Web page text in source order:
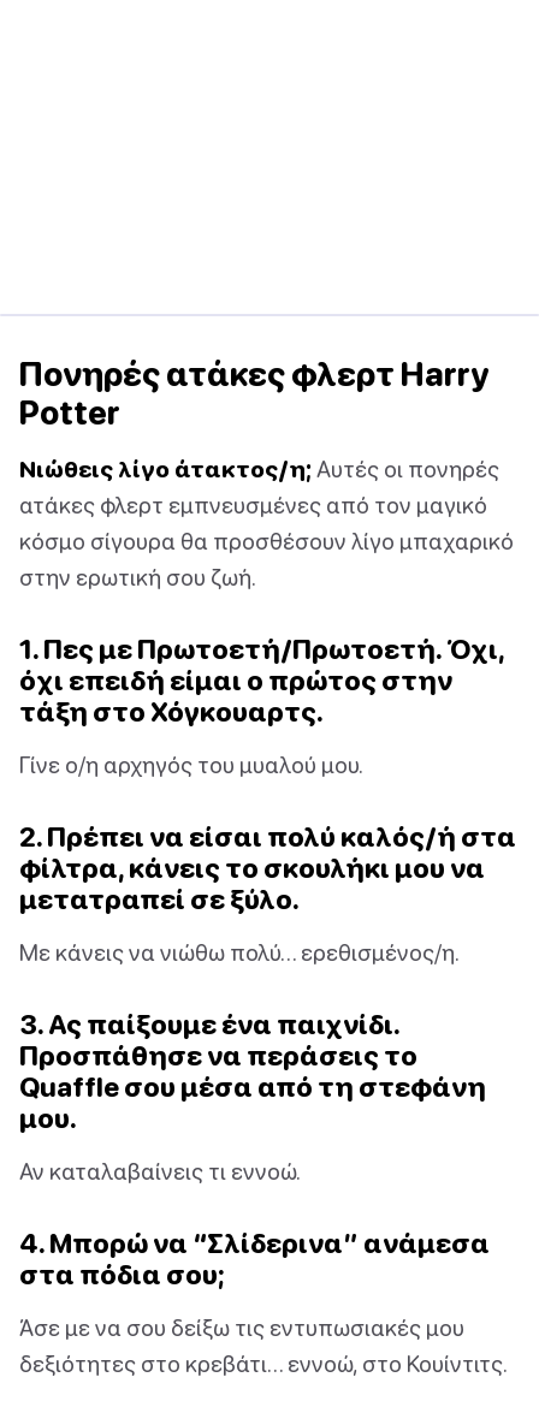
Πονηρές ατάκες φλερτ Harry
Potter
Νιώθεις λίγο άτακτος/η; Αυτές οι πονηρές
ατάκες φλερτ εμπνευσμένες από τον μαγικό
κόσμο σίγουρα θα προσθέσουν λίγο μπαχαρικό
στην ερωτική σου ζωή.
1. Πες με Πρωτοετή/Πρωτοετή. Όχι,
όχι επειδή είμαι ο πρώτος στην
τάξη στο Χόγκουαρτς.
Γίνε ο/η αρχηγός του μυαλού μου.
2. Πρέπει να είσαι πολύ καλός/ή στα
φίλτρα, κάνεις το σκουλήκι μου να
μετατραπεί σε ξύλο.
Με κάνεις να νιώθω πολύ… ερεθισμένος/η.
3. Ας παίξουμε ένα παιχνίδι.
Προσπάθησε να περάσεις το
Quaffle σου μέσα από τη στεφάνη
μου.
Αν καταλαβαίνεις τι εννοώ.
4. Μπορώ να “Σλίδερινα” ανάμεσα
στα πόδια σου;
Άσε με να σου δείξω τις εντυπωσιακές μου
δεξιότητες στο κρεβάτι… εννοώ, στο Κουίντιτς.